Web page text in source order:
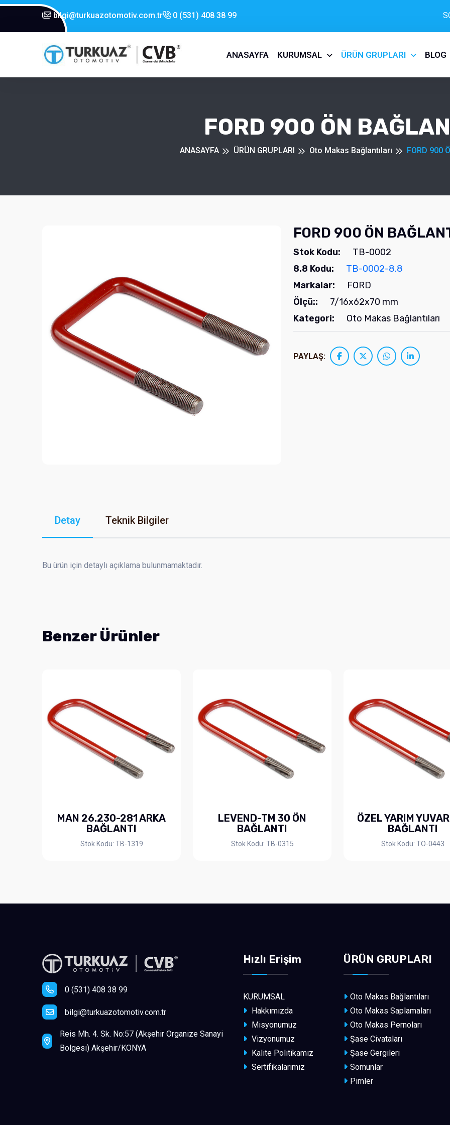
bilgi@turkuazotomotiv.com.tr 0 (531) 408 38 99
ANASAYFA KURUMSAL ÜRÜN GRUPLARI BLOG
FORD 900 ÖN
ANASAYFA ÜRÜN GRUPLARI Oto Makas Bağlantıları FORD 900
FORD 900 ÖN
Stok Kodu:
TB-0002
8.8 Kodu:
TB-0002-8.8
Markalar:
FORD
Ölçü::
7/16x62x70 mm
Kategori:
Oto Makas Bağlantıları
PAYLAŞ:
Detay Teknik Bilgiler
Bu ürün için detaylı açıklama bulunmamaktadır.
Benzer Ürünler
MAN 26.230-281 ARKA
BAĞLANTI
Stok Kodu: TB-1319
LEVEND-TM 30 ÖN
BAĞLANTI
Stok Kodu: TB-0315
ÖZEL YARIM
BAĞLANTI
Stok Kodu: TO-0443
0 (531) 408 38 99
bilgi@turkuazotomotiv.com.tr
Reis Mh. 4. Sk. No:57 (Akşehir Organize Sanayi
Bölgesi) Akşehir/KONYA
Hızlı Erişim
KURUMSAL
Hakkımızda
Misyonumuz
Vizyonumuz
Kalite Politikamız
Sertifikalarımız
ÜRÜN GRUPLARI
Oto Makas Bağlantıları
Oto Makas Saplamaları
Oto Makas Pernoları
Şase Civataları
Şase Gergileri
Somunlar
Pimler